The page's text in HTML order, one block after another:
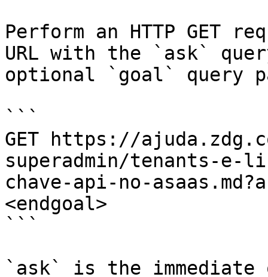
Perform an HTTP GET
URL with the `ask`
optional `goal` query
```
GET https://
superadmin/tenants-e-
chave-api-no-
<endgoal>
```
`ask` is the